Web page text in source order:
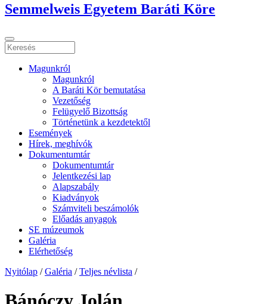
Semmelweis Egyetem Baráti Köre
Magunkról
Magunkról
A Baráti Kör bemutatása
Vezetőség
Felügyelő Bizottság
Történetünk a kezdetektől
Események
Hírek, meghívók
Dokumentumtár
Dokumentumtár
Jelentkezési lap
Alapszabály
Kiadványok
Számviteli beszámolók
Előadás anyagok
SE múzeumok
Galéria
Elérhetőség
Nyitólap / Galéria / Teljes névlista /